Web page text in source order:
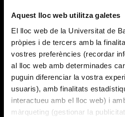
Aquest lloc web utilitza galetes
El lloc web de la Universitat de
pròpies i de tercers amb la
vostres preferències (recordar
al lloc web amb determinades
puguin diferenciar la vostra
usuaris), amb finalitats
interactueu amb el lloc web) i
màrqueting (gestionar la